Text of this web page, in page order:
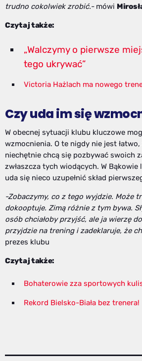
trudno cokolwiek zrobić.- mówi
Czytaj także:
„Walczymy o pierwsze
tego ukrywać”
Victoria Hażlach ma nowego
Czy uda im się
W obecnej sytuacji klubu kluczowe
wzmocnienia. O te nigdy nie jest łatwo,
niechętnie chcą się pozbywać swoich
zwłaszcza tych wiodących. W Bąkowie
uda się nieco uzupełnić skład
-Zobaczymy, co z tego wyjdzie. Może
dokooptuje. Zimą różnie z tym bywa.
osób chciałoby przyjść, ale ja wierzę
przyjdzie na trening i zadeklaruje, że
prezes klubu
Czytaj także:
Bohaterowie zza sportowych
Rekord Bielsko-Biała bez trenera!